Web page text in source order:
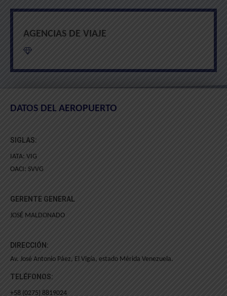
AGENCIAS DE VIAJE
DATOS DEL AEROPUERTO
SIGLAS:
IATA: VIG
OACI: SVVG
GERENTE GENERAL
JOSÉ MALDONADO
DIRECCIÓN:
Av. José Antonio Páez, El Vigía, estado Mérida Venezuela.
TELÉFONOS:
+58 (0275) 8819024